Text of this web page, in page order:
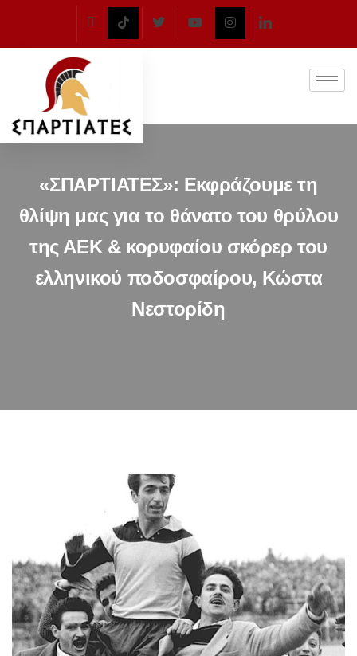
«ΣΠΑΡΤΙΑΤΕΣ»: Εκφράζουμε τη
θλίψη μας για το θάνατο του θρύλου
της ΑΕΚ & κορυφαίου σκόρερ του
ελληνικού ποδοσφαίρου, Κώστα
Νεστορίδη